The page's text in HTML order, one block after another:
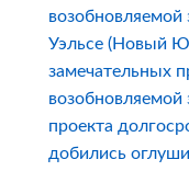
Уэльсе (Новый
замечательных
возобновляемой
проекта
добились